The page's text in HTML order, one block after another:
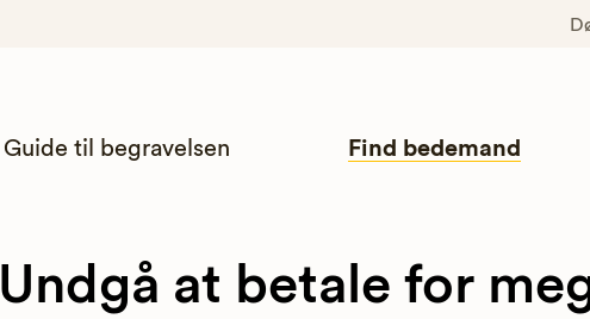
Guide til begravelsen Find bedemand
Undgå at betale for